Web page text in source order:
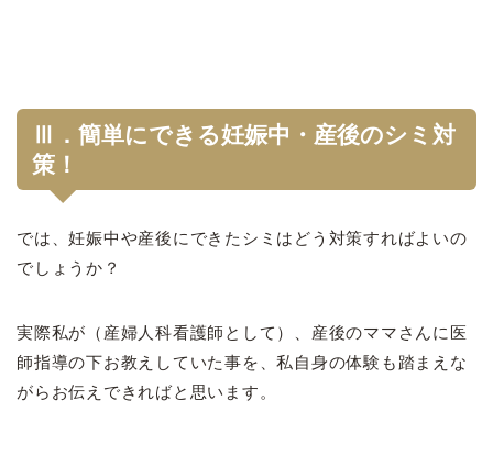
Ⅲ．簡単にできる妊娠中・産後のシミ対
策！
では、妊娠中や産後にできたシミはどう対策すればよいの
でしょうか？
実際私が（産婦人科看護師として）、産後のママさんに医
師指導の下お教えしていた事を、私自身の体験も踏まえな
がらお伝えできればと思います。